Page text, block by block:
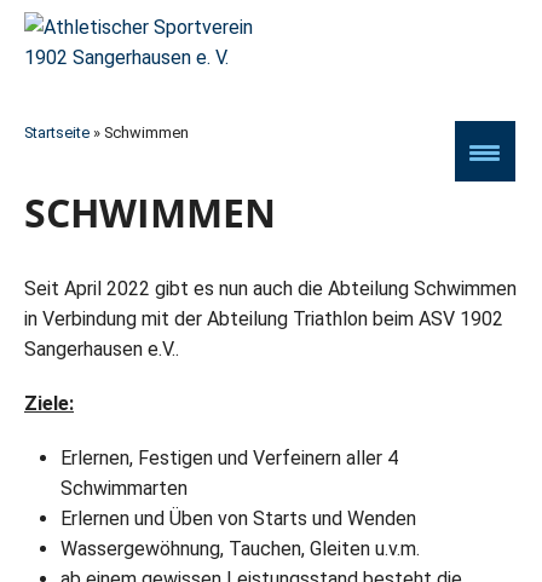
Startseite » Schwimmen
SCHWIMMEN
Seit April 2022 gibt es nun auch die Abteilung Schwimmen
in Verbindung mit der Abteilung Triathlon beim ASV 1902
Sangerhausen e.V..
Ziele:
Erlernen, Festigen und Verfeinern aller 4
Schwimmarten
Erlernen und Üben von Starts und Wenden
Wassergewöhnung, Tauchen, Gleiten u.v.m.